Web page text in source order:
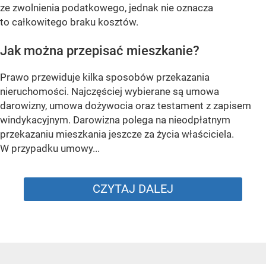
ze zwolnienia podatkowego, jednak nie oznacza
to całkowitego braku kosztów.
Jak można przepisać mieszkanie?
Prawo przewiduje kilka sposobów przekazania
nieruchomości. Najczęściej wybierane są umowa
darowizny, umowa dożywocia oraz testament z zapisem
windykacyjnym. Darowizna polega na nieodpłatnym
przekazaniu mieszkania jeszcze za życia właściciela.
W przypadku umowy...
CZYTAJ DALEJ